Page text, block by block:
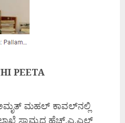
PEETA
ಅಮೃತ್ ಮಹಲ್ ಕಾವಲ್‌ನಲ್ಲಿ
ಸ್ವಾಮ್ಯದ ಹೆಚ್.ಎ.ಎಲ್